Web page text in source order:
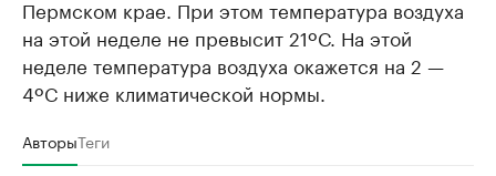
Пермском крае. При этом температура воздуха
на этой неделе не превысит 21ºС. На этой
неделе температура воздуха окажется на 2 —
4ºС ниже климатической нормы.
АвторыТеги